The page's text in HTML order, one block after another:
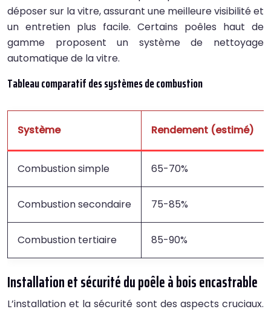
déposer sur la vitre, assurant une meilleure visibilité et
un entretien plus facile. Certains poêles haut de
gamme proposent un système de nettoyage
automatique de la vitre.
Tableau comparatif des systèmes de combustion
Système Rendement (estimé)
Combustion simple 65-70%
Combustion secondaire 75-85%
Combustion tertiaire 85-90%
Installation et sécurité du poêle à bois encastrable
L’installation et la sécurité sont des aspects cruciaux.